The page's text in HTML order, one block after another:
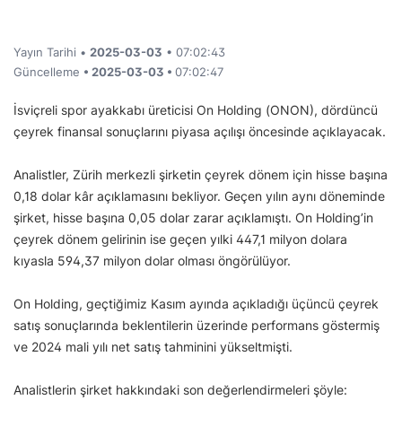
Yayın Tarihi • 2025-03-03 • 07:02:43
Güncelleme • 2025-03-03 • 07:02:47
İsviçreli spor ayakkabı üreticisi On Holding (ONON), dördüncü
çeyrek finansal sonuçlarını piyasa açılışı öncesinde açıklayacak.
Analistler, Zürih merkezli şirketin çeyrek dönem için hisse başına
0,18 dolar kâr açıklamasını bekliyor. Geçen yılın aynı döneminde
şirket, hisse başına 0,05 dolar zarar açıklamıştı. On Holding’in
çeyrek dönem gelirinin ise geçen yılki 447,1 milyon dolara
kıyasla 594,37 milyon dolar olması öngörülüyor.
On Holding, geçtiğimiz Kasım ayında açıkladığı üçüncü çeyrek
satış sonuçlarında beklentilerin üzerinde performans göstermiş
ve 2024 mali yılı net satış tahminini yükseltmişti.
Analistlerin şirket hakkındaki son değerlendirmeleri şöyle: